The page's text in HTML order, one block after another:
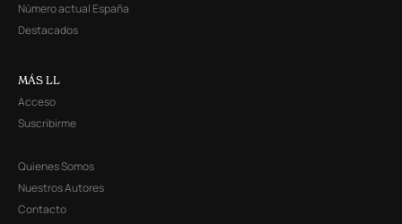
Número actual España
Destacados
MÁS LL
Acceso
Suscribirme
Quienes Somos
Nuestros Autores
Contacto